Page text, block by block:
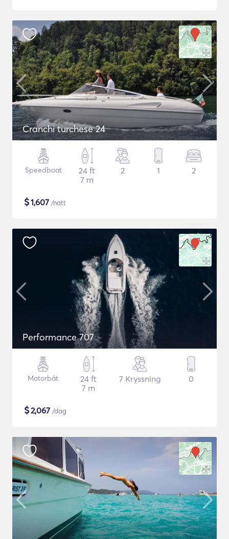
Cranchi turchese 24
Speedboat
24 ft
7 m
2 1 2
$1,607 /natt
Performance 707
Motorbåt
24 ft
7 m
7 Kryssning 0
$2,067 /dag